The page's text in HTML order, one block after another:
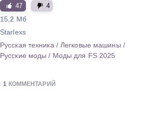
47 4
15,2 Мб
Starlexs
Русская техника/Легковые машины /
Русские моды / Моды для FS 2025
1 КОММЕНТАРИЙ